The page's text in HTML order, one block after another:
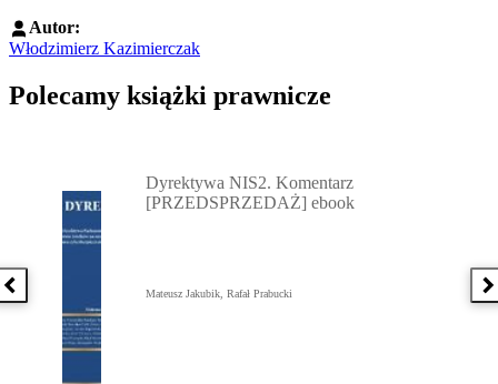
Autor:
Włodzimierz Kazimierczak
Polecamy książki prawnicze
Poprzednia książka
Dyrektywa NIS2. Komentarz
[PRZEDSPRZEDAŻ] ebook
Mateusz Jakubik, Rafał Prabucki